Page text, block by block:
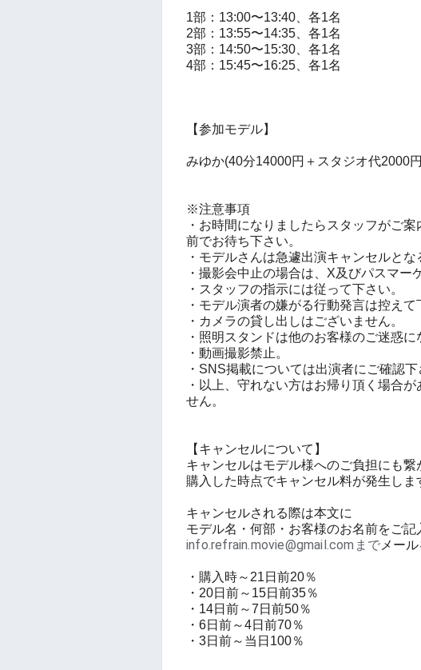
1部： 13:00〜13:40
各1名
2部：13:55〜14:35
各1名
3部：14:50〜15:30
各1名
4部：15:45〜16:25 各1名
【参加モデル】
みゆか(40分14000円＋スタジオ代2000
※注意事項
・お時間になりましたらスタッフがご
前でお待ち下さい。
・モデルさんは急遽出演キャンセルとな
・撮影会中止の場合は、X及びパスマー
・スタッフの指示には従って下さい。
・モデル演者の嫌がる行動発言は控えて
・カメラの貸し出しはございません。
・照明スタンドは他のお客様のご迷惑に
・動画撮影禁止。
・SNS掲載については出演者にご確認下
・以上、守れない方はお帰り頂く場合
せん。
【キャンセルについて】
キャンセルはモデル様へのご負担にも繋
購入した時点でキャンセル料が発生しま
キャンセルされる際は本文に
モデル名・何部・お客様のお名前をご記
info.refrain.movie@gmail.comまで メー
・購入時～21日前20％
・20日前～15日前35％
・14日前～7日前50％
・6日前～4日前70％
・3日前～当日100％